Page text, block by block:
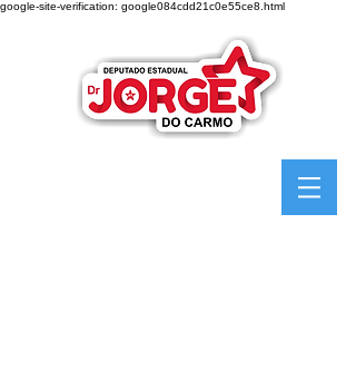
google-site-verification: google084cdd21c0e55ce8.html